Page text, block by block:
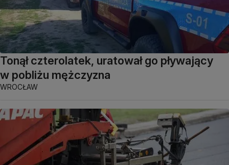
Tonął czterolatek, uratował go pływający
w pobliżu mężczyzna
WROCŁAW